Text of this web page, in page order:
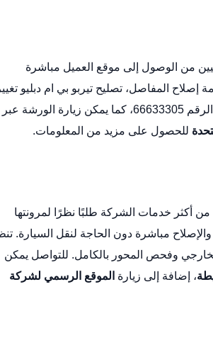
من الوصول إلى موقع العميل مباشرة
إصلاح المفاصل، تصليح تيربو بي ام دبليو
عبر
للحصول على مزيد من المعلومات.
من أكثر خدمات الشركة طلبًا نظرًا لمرونتها
مباشرة دون الحاجة لنقل السيارة.
وفحص المحور بالكامل. للتواصل يمكن
، إضافة إلى زيارة الموقع الرسمي لشركة